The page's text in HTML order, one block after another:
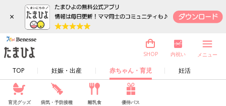
×
TOP 妊娠・出産 赤ちゃん・育児 妊活
SHOP 内祝い メニュー
育児グッズ 病気・予防接種 離乳食 優待パス